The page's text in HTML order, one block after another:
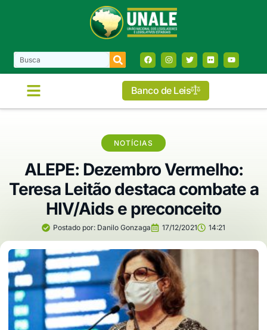
Banco de Leis
NOTÍCIAS
ALEPE: Dezembro Vermelho:
Teresa Leitão destaca combate a
HIV/Aids e preconceito
Postado por: Danilo Gonzaga 17/12/2021 14:21